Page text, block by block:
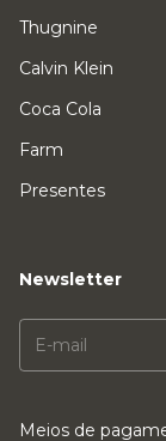
Thugnine
Calvin Klein
Coca Cola
Farm
Presentes
Newsletter
Meios de